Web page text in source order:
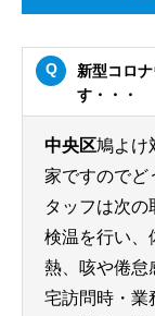
新型コロ
す・・・
中央区鳩よけ
家ですのでど
タッフは次の
検温を行い
熱、咳や倦怠
宅訪問時・業